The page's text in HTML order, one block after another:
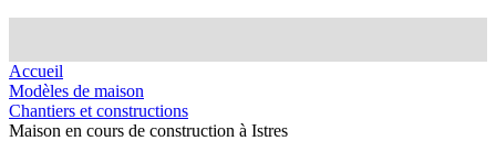
Accueil
Modèles de maison
Chantiers et constructions
Maison en cours de construction à Istres